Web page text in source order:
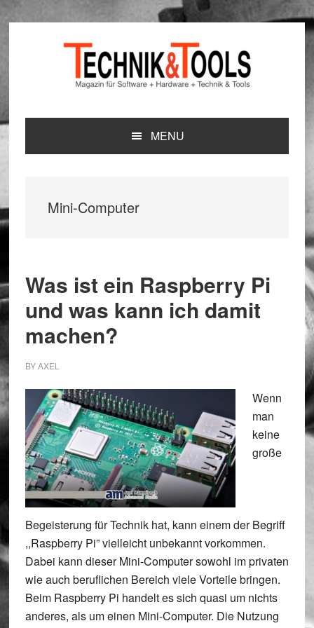
Zur
Hauptnavigation
springen
Zum
Inhalt
springen
Zur
Seitenspalte
springen
MENU
Mini-Computer
Was ist ein Raspberry Pi
und was kann ich damit
machen?
BYAXEL
Wenn
man
keine
große
Begeisterung für Technik hat, kann einem der Begriff
,,Raspberry Pi” vielleicht unbekannt vorkommen.
Dabei kann dieser Mini-Computer sowohl im privaten
wie auch beruflichen Bereich viele Vorteile bringen.
Beim Raspberry Pi handelt es sich quasi um nichts
anderes, als um einen Mini-Computer. Die Nutzung